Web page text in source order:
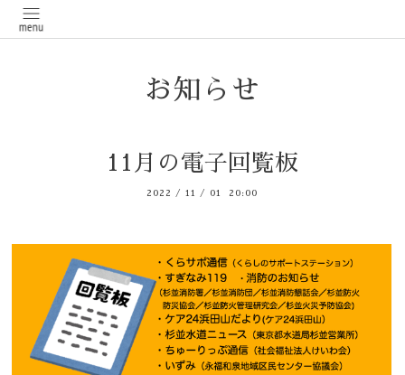
お知らせ
11月の電子回覧板
2022 /11 / 01 20:00